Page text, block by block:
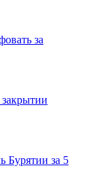
за
Бурятии за 5